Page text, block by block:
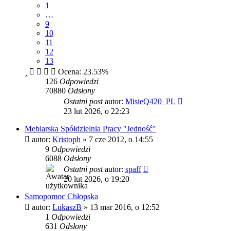
1
…
9
10
11
12
13
Ocena: 23.53%
126 Odpowiedzi
70880 Odsłony
Ostatni postautor: MisieQ420_PL
23 lut 2026, o 22:23
Meblarska Spółdzielnia Pracy "Jedność"
autor: Kristoph » 7 cze 2012, o 14:55
9 Odpowiedzi
6088 Odsłony
Ostatni postautor: spaff
20 lut 2026, o 19:20
Samopomoc Chłopska
autor: LukaszB » 13 mar 2016, o 12:52
1 Odpowiedzi
631 Odsłony